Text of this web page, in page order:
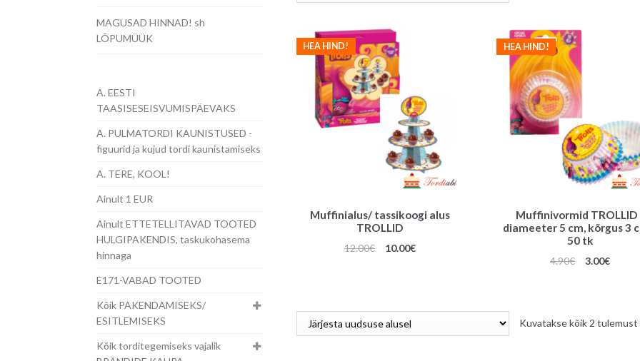
Muffinialus/ tassikoogi alus
TROLLID
HEA HIND!
12.00€
Algne
10.00€Praegune
Muffinivormid TROLLID
diameeter 5 cm, kõrgus 3
50 tk
HEA HIND!
4.90€
Algne
3.00€
Kuvatakse kõik 2 tulemust
MAGUSAD HINNAD! sh
LÕPUMÜÜK
A. EESTI
TAASISESEISVUMISPÄEVAKS
A. PULMATORDI KAUNISTUSED -
figuurid ja kujud tordi kaunistamiseks
A. TERE, KOOL!
Ainult 1 EUR
Ainult ETTETELLITAVAD TOOTED
HULGIPAKENDIS, taskukohasema
hinnaga
E171-VABAD TOOTED
Kõik PAKENDAMISEKS/
ESITLEMISEKS
Kõik torditegemiseks vajalik